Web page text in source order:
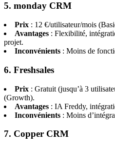
5. monday CRM
Prix : 12 €/utilisateur/mois
Avantages : Flexibilité,
projet.
Inconvénients : Moins de
6. Freshsales
Prix : Gratuit (jusqu’à 3
(Growth).
Avantages : IA Freddy,
Inconvénients : Moins
7. Copper CRM